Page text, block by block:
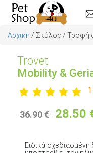
Αρχική / Σκύλος / Τροφή
Trovet
Mobility &
36.90 € 28.50
Ειδικά σχεδιασμένη